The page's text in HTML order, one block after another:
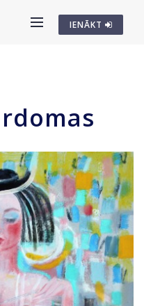
IENĀKT